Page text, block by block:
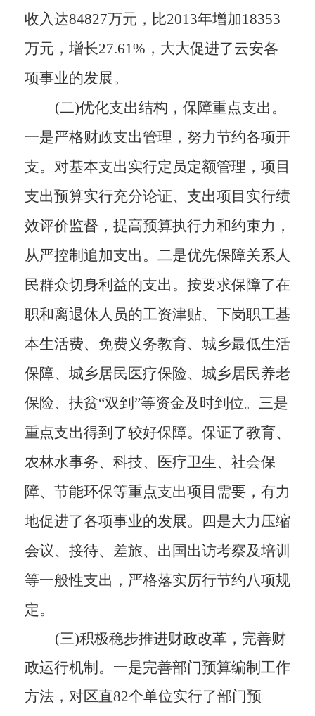
收入达84827万元 ，比2013年增加18353
万元，增长27.61%， 大大促进了云安各
项事业的发展。
(二)优化支出结构，保障重点支出。
一是严格财政支出管理，努力节约各项开
支。对基本支出实行定员定额管理，项目
支出预算实行充分论证、支出项目 实行绩
效评价监督，提高预算执行力和约束力，
从严控制追加支出。二是优先保障关系人
民群众切身利益的支出。按要求保障了在
职和离退休人员的工资津贴、下岗职工基
本生活费、 免费义务教育、城乡最低生活
保障、城乡居民医疗保险、城乡居民养老
保险、扶贫“双到”等资金及时到位。三是
重点支出得到了较好保障。保证了教育、
农林水事务、科技、医疗卫生、社会保
障、节能环保等重点支出项目需要，有力
地促进了各项事业的发展。四是大力压缩
会议、 接待、差旅、出国出访考察及培训
等一般性支出，严格落实厉行节约八项规
定。
(三)积极稳步推进财政改革，完善财
政运行机制。 一是完善部门预算编制工作
方法 ， 对区直82个单位实行了部门预